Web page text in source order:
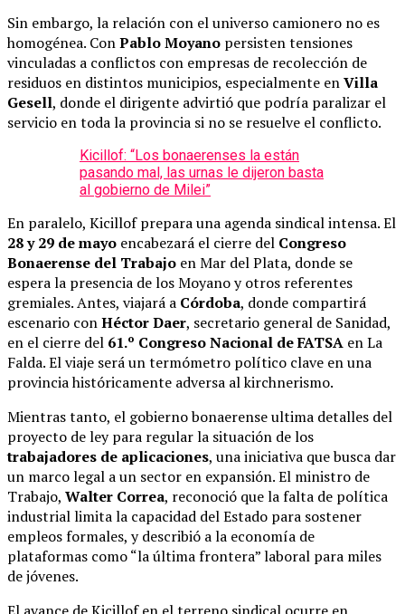
Sin embargo, la relación con el universo camionero no es
homogénea. ConPablo Moyano persisten tensiones
vinculadas a conflictos con empresas de recolección de
residuos en distintos municipios, especialmente enVilla
Gesell, donde el dirigente advirtió que podría paralizar el
servicio en toda la provincia si no se resuelve el conflicto.
Kicillof: “Los bonaerenses la están
pasando mal, las urnas le dijeron basta
al gobierno de Milei”
En paralelo, Kicillof prepara una agenda sindical intensa. El
28 y 29 de mayo encabezará el cierre del Congreso
Bonaerense del Trabajo en Mar del Plata, donde se
espera la presencia de los Moyano y otros referentes
gremiales. Antes, viajará a Córdoba, donde compartirá
escenario conHéctor Daer, secretario general de Sanidad,
en el cierre del 61.º Congreso Nacional de FATSA en La
Falda. El viaje será un termómetro político clave en una
provincia históricamente adversa al kirchnerismo.
Mientras tanto, el gobierno bonaerense ultima detalles del
proyecto de ley para regular la situación de los
trabajadores de aplicaciones, una iniciativa que busca dar
un marco legal a un sector en expansión. El ministro de
Trabajo, Walter Correa, reconoció que la falta de política
industrial limita la capacidad del Estado para sostener
empleos formales, y describió a la economía de
plataformas como “la última frontera” laboral para miles
de jóvenes.